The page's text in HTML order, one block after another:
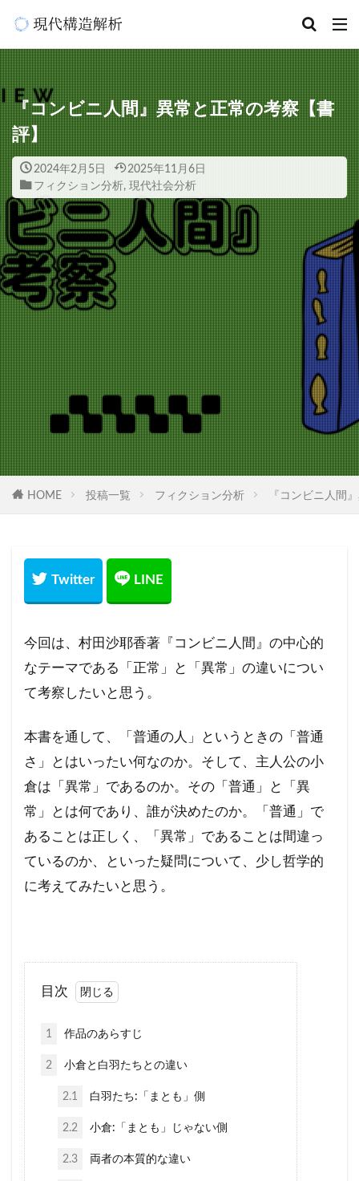
『コンビニ人間』異常と正常の考察【書
評】
2024年2月5日
2025年11月6日
フィクション分析, 現代社会分析
HOME 投稿一覧 フィクション分析 『コンビニ人間
今回は、村田沙耶香著『コンビニ人間』の中心的
なテーマである「正常」と「異常」の違いについ
て考察したいと思う。
本書を通して、「普通の人」というときの「普通
さ」とはいったい何なのか。そして、主人公の小
倉は「異常」であるのか。その「普通」と「異
常」とは何であり、誰が決めたのか。「普通」で
あることは正しく、「異常」であることは間違っ
ているのか、といった疑問について、少し哲学的
に考えてみたいと思う。
目次
1 作品のあらすじ
2 小倉と白羽たちとの違い
2.1 白羽たち:「まとも」側
2.2 小倉:「まとも」じゃない側
2.3 両者の本質的な違い